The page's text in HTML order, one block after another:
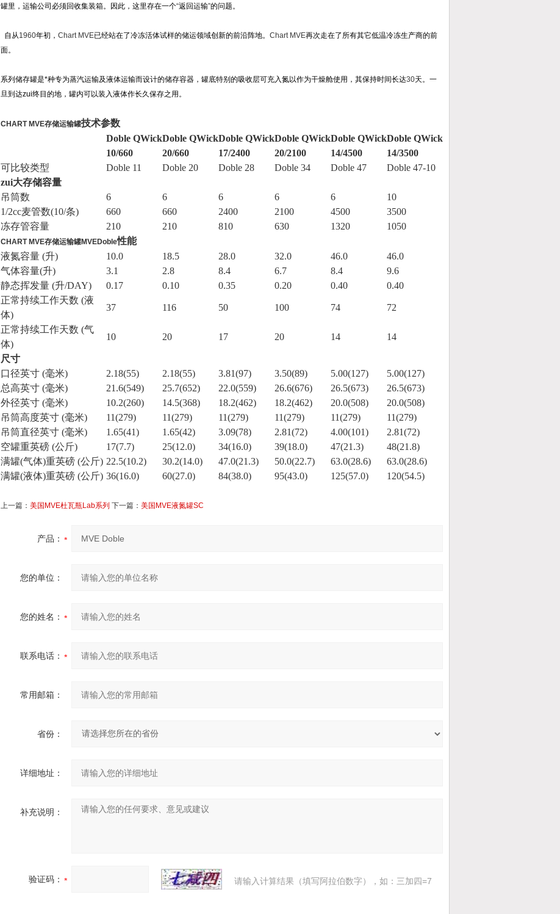
罐里，运输公司必须回收集装箱。因此，这里存在一个“返回运输”的问题。
自从1960年初， Chart MVE已经站在了冷冻活体试样的储运领域创新的前沿阵地。 Chart MVE再次走在了所有其它低温冷冻生产商的前
面。
系列储存罐是*种专为蒸汽运输及液体运输而设计的储存容器，罐底特别的吸收层可充入氮以作为干燥舱使用，其保持时间长达30天。一
旦到达zui终目的地，罐内可以装入液体作长久保存之用。
CHART MVE存储运输罐技术参数
Doble QWickDoble QWickDoble QWickDoble QWickDoble QWickDoble QWick
10/660
20/660 17/2400 20/2100 14/4500
14/3500
可比较类型
Doble 11 Doble 20 Doble 28 Doble 34 Doble 47
Doble 47-10
zui大存储容量
吊筒数
6 6 6 6 6
10
1/2cc麦管数(10/条) 660 660 2400 2100 4500
3500
冻存管容量
210 210 810 630 1320 1050
CHART MVE存储运输罐MVEDoble性能
液氮容量 (升)
10.0 18.5 28.0 32.0 46.0
46.0
气体容量(升)
3.1 2.8 8.4 6.7 8.4
9.6
静态挥发量 (升/DAY)
0.17 0.10 0.35 0.20 0.40
0.40
正常持续工作天数 (液
体)
37 116 50 100 74 72
正常持续工作天数 (气
体)
10 20 17 20 14 14
尺寸
口径英寸 (毫米)
2.18(55) 2.18(55) 3.81(97) 3.50(89) 5.00(127)
5.00(127)
总高英寸 (毫米)
21.6(549) 25.7(652) 22.0(559) 26.6(676) 26.5(673)
26.5(673)
外径英寸 (毫米)
10.2(260) 14.5(368) 18.2(462) 18.2(462) 20.0(508)
20.0(508)
吊筒高度英寸 (毫米)
11(279) 11(279) 11(279) 11(279) 11(279)
11(279)
吊筒直径英寸 (毫米)
1.65(41) 1.65(42) 3.09(78) 2.81(72) 4.00(101)
2.81(72)
空罐重英磅 (公斤)
17(7.7) 25(12.0) 34(16.0) 39(18.0) 47(21.3)
48(21.8)
满罐(气体)重英磅 (公斤) 22.5(10.2) 30.2(14.0) 47.0(21.3) 50.0(22.7) 63.0(28.6)
63.0(28.6)
满罐(液体)重英磅 (公斤) 36(16.0) 60(27.0) 84(38.0) 95(43.0) 125(57.0) 120(54.5)
上一篇： 美国MVE杜瓦瓶Lab系列 下一篇： 美国MVE液氮罐SC
产品：
您的单位：
您的姓名：
联系电话：
常用邮箱：
省份：
详细地址：
补充说明：
验证码： 请输入计算结果（填写阿拉伯数字），如：三加四=7